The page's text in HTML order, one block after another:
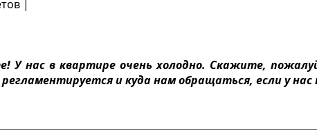
|
У нас в квартире очень холодно. Скажите,
и куда нам обращаться, если у